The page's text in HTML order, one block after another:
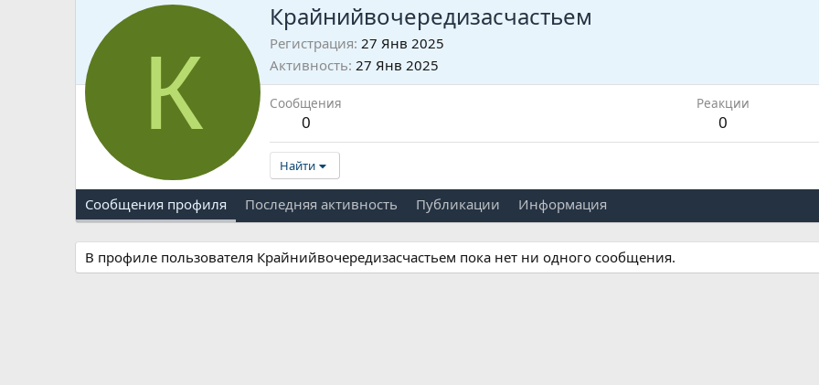
К
Крайнийвочередизасчастьем
Регистрация 27 Янв 2025
Активность 27 Янв 2025
Сообщения
0
Реакции
0
Найти
Сообщения профиля Последняя активность Публикации Информация
В профиле пользователя Крайнийвочередизасчастьем пока нет ни одного сообщения.